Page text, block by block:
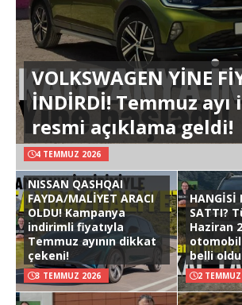
VOLKSWAGEN YİNE
İNDİRDİ! Temmuz ayı
resmi açıklama geldi!
4 TEMMUZ 2026
NISSAN QASHQAI
FAYDA/MALİYET ARACI
OLDU! Kampanya
indirimli fiyatıyla
Temmuz ayının dikkat
çekeni!
3 TEMMUZ 2026
HANGİSİ
SATTI?
Haziran
otomobil
belli
2